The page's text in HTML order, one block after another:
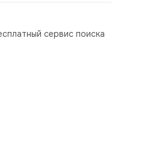
сервис поиска